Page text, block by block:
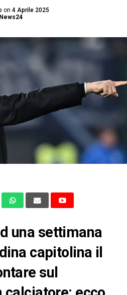
on 4 Aprile 2025
una settimana
capitolina il
sul